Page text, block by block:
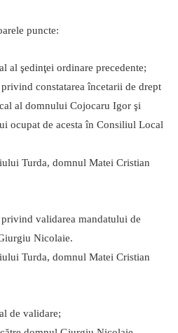
puncte:
al şedinţei ordinare precedente;
constatarea încetarii de drept
al domnului Cojocaru Igor şi
ocupat de acesta în Consiliul Local
Turda, domnul Matei Cristian
validarea mandatului de
Nicolaie.
Turda, domnul Matei Cristian
de validare;